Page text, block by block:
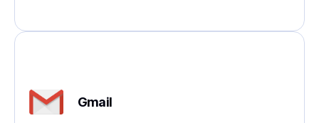
Gmail